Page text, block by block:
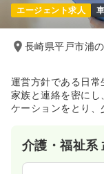
エージェント求人
長崎県平戸市浦
運営方針である日
家族と連絡を密に
ケーションをとり、
介護・福祉系